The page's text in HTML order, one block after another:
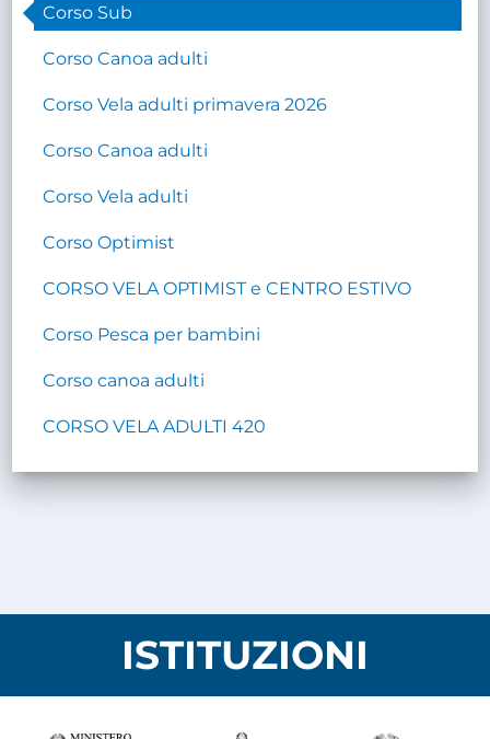
Corso Sub
Corso Canoa adulti
Corso Vela adulti primavera 2026
Corso Canoa adulti
Corso Vela adulti
Corso Optimist
CORSO VELA OPTIMIST e CENTRO ESTIVO
Corso Pesca per bambini
Corso canoa adulti
CORSO VELA ADULTI 420
ISTITUZIONI